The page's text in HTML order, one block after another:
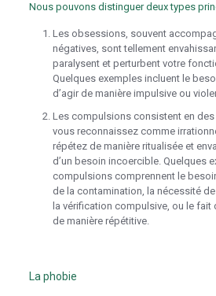
Nous pouvons distinguer deux types
Les obsessions, souvent
négatives, sont tellement
paralysent et perturbent votre
Quelques exemples incluent le
d’agir de manière impulsive ou
Les compulsions consistent en des
vous reconnaissez comme
répétez de manière ritualisée et
d’un besoin incoercible. Quelques
compulsions comprennent le
de la contamination, la nécessité
la vérification compulsive, ou le
de manière répétitive.
La phobie